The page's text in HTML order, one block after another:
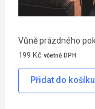
Vůně prázdného
199 Kč včetně DPH
Přidat do košíku